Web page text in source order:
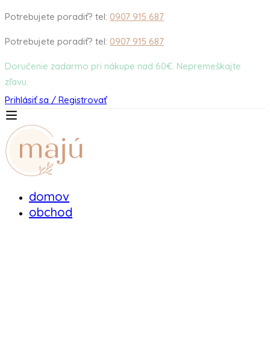
Potrebujete poradiť? tel: 0907 915 687
Potrebujete poradiť? tel: 0907 915 687
Doručenie zadarmo pri nákupe nad 60€. Nepremeškajte
zľavu.
Prihlásiť sa / Registrovať
domov
obchod